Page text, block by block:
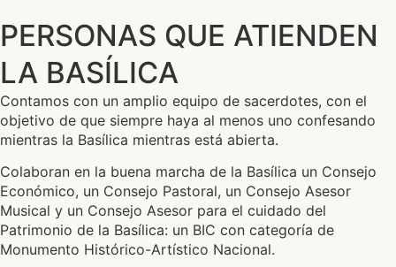
PERSONAS QUE ATIENDEN
LA BASÍLICA
Contamos con un amplio equipo de sacerdotes, con el
objetivo de que siempre haya al menos uno confesando
mientras la Basílica mientras está abierta.
Colaboran en la buena marcha de la Basílica un Consejo
Económico, un Consejo Pastoral, un Consejo Asesor
Musical y un Consejo Asesor para el cuidado del
Patrimonio de la Basílica: un BIC con categoría de
Monumento Histórico-Artístico Nacional.